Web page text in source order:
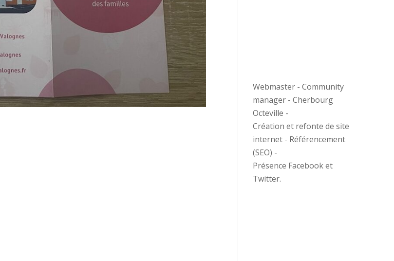
Webmaster - Community
manager - Cherbourg
Octeville -
Création et refonte de site
internet - Référencement
(SEO) -
Présence Facebook et
Twitter.